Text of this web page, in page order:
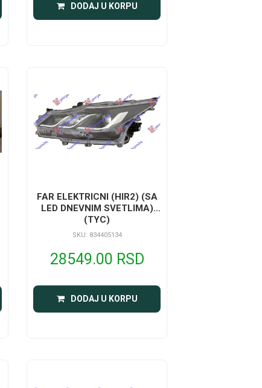
DODAJ U KORPU
FAR ELEKTRICNI (HIR2) (SA
LED DNEVNIM SVETLIMA)
(TYC)
SKU: 834405134
28549.00 RSD
DODAJ U KORPU